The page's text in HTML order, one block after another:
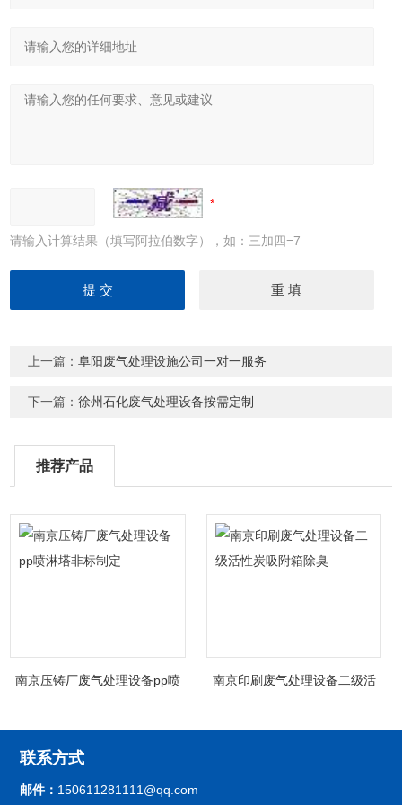
请输入计算结果（填写阿拉伯数字），如：三加四=7
上一篇：阜阳废气处理设施公司一对一服务
下一篇：徐州石化废气处理设备按需定制
推荐产品
南京压铸厂废气处理设备pp喷
南京印刷废气处理设备二级活
联系方式
邮件： 150611281111@qq.com